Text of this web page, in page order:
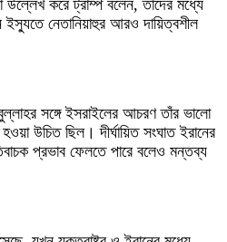
উল্লেখ করে ট্রাম্প বলেন, তাদের মধ্যে
নেতানিয়াহুর আরও দায়িত্বশীল
সঙ্গে ইসরাইলের আচরণ তাঁর ভালো
উচিত ছিল। দীর্ঘায়িত সংঘাত ইরানের
প্রভাব ফেলতে পারে বলেও মন্তব্য